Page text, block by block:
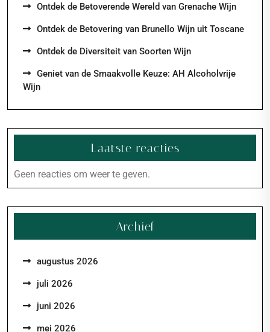
Ontdek de Betoverende Wereld van Grenache Wijn
Ontdek de Betovering van Brunello Wijn uit Toscane
Ontdek de Diversiteit van Soorten Wijn
Geniet van de Smaakvolle Keuze: AH Alcoholvrije
Wijn
Laatste reacties
Geen reacties om weer te geven.
Archief
augustus 2026
juli 2026
juni 2026
mei 2026